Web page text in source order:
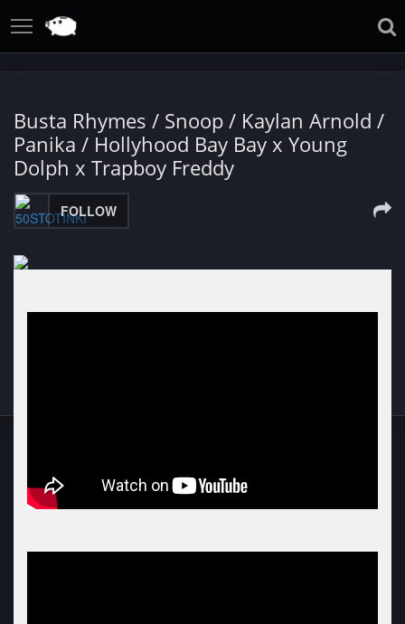
Busta Rhymes / Snoop / Kaylan Arnold /
Panika / Hollyhood Bay Bay x Young
Dolph x Trapboy Freddy
FOLLOW